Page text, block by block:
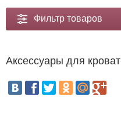
Фильтр товаров
Аксессуары для